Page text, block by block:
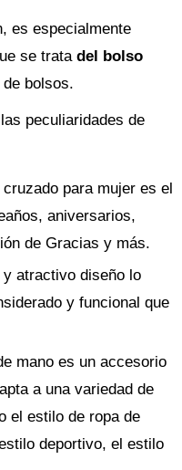
es especialmente
se trata del bolso
bolsos.
peculiaridades de
para mujer es el
aniversarios,
de Gracias y más.
atractivo diseño lo
y funcional que
mano es un accesorio
a una variedad de
el estilo de ropa de
deportivo, el estilo